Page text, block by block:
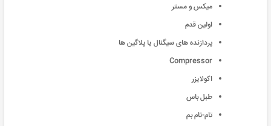
میکس و مستر
اولین قدم
پردازنده های سیگنال یا پلاگین ها
Compressor
اکولایزر
طبل باس
تام-تام بم